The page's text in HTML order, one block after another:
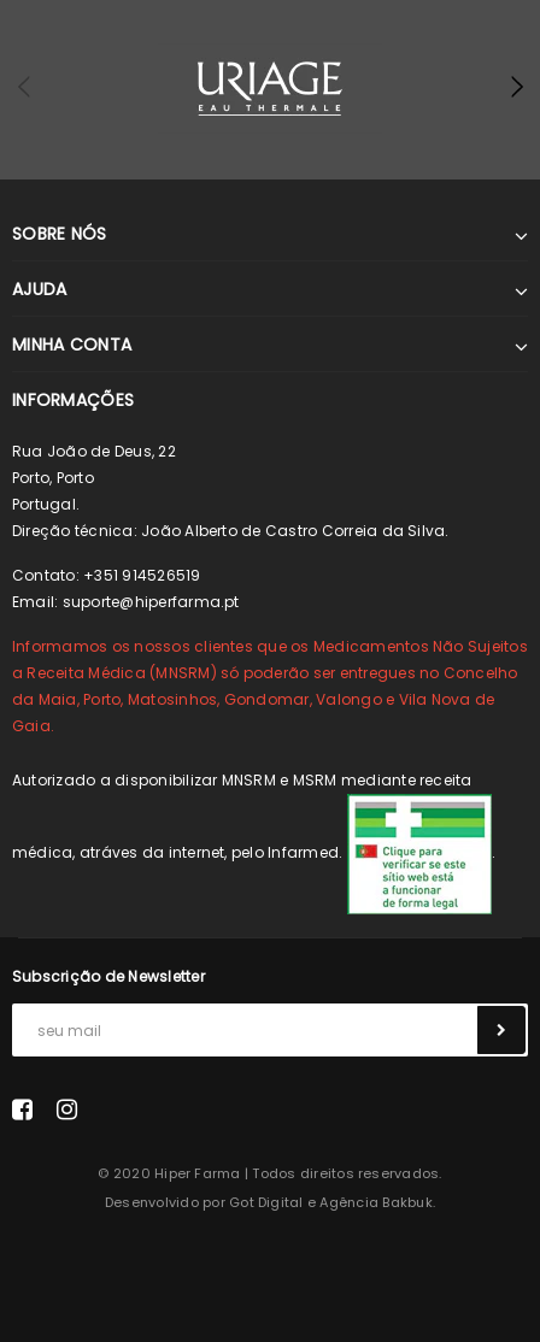
SOBRE NÓS
AJUDA
MINHA CONTA
INFORMAÇÕES
Rua João de Deus, 22
Porto, Porto
Portugal.
Direção técnica: João Alberto de Castro Correia da Silva.
Contato: +351 914526519
Email: suporte@hiperfarma.pt
Informamos os nossos clientes que os Medicamentos Não Sujeitos
a Receita Médica (MNSRM) só poderão ser entregues no Concelho
da Maia, Porto, Matosinhos, Gondomar, Valongo e Vila Nova de
Gaia.
Autorizado a disponibilizar MNSRM e MSRM mediante receita
médica, atráves da internet, pelo Infarmed. .
Subscrição de Newsletter
© 2020 Hiper Farma | Todos direitos reservados.
Desenvolvido por Got Digital eAgência Bakbuk.